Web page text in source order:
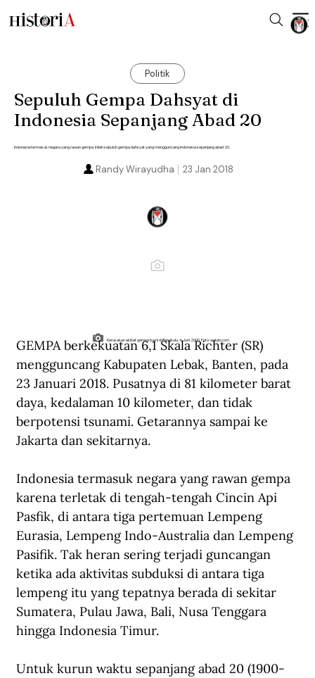
Politik
Sepuluh Gempa Dahsyat di
Indonesia Sepanjang Abad 20
Indonesia termasuk negara yang rawan gempa. Inilah sepuluh gempa dahsyat yang mengguncang Indonesia sepanjang abad 20.
23 Jan 2018
Randy Wirayudha
Kerusakan akibat gempa bumi di Bengkulu, 4 Juni 2000. Foto: walubi.com.
GEMPA berkekuatan 6,1 Skala Richter (SR)
mengguncang Kabupaten Lebak, Banten, pada
23 Januari 2018. Pusatnya di 81 kilometer barat
daya, kedalaman 10 kilometer, dan tidak
berpotensi tsunami. Getarannya sampai ke
Jakarta dan sekitarnya.
Indonesia termasuk negara yang rawan gempa
karena terletak di tengah-tengah Cincin Api
Pasfik, di antara tiga pertemuan Lempeng
Eurasia, Lempeng Indo-Australia dan Lempeng
Pasifik. Tak heran sering terjadi guncangan
ketika ada aktivitas subduksi di antara tiga
lempeng itu yang tepatnya berada di sekitar
Sumatera, Pulau Jawa, Bali, Nusa Tenggara
hingga Indonesia Timur.
Untuk kurun waktu sepanjang abad 20 (1900-